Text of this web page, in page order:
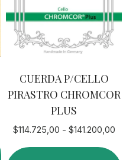
CUERDA P/CELLO
PIRASTRO CHROMCOR
PLUS
$114.725,00 - $141.200,00